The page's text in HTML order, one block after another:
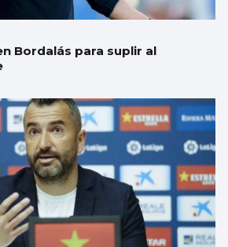
Bordalás para suplir al